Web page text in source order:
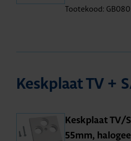
Tootekood:
Kesk­plaat TV +
Kesk­plaat TV/
55mm,